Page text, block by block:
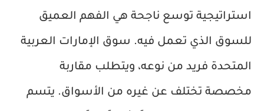
استراتيجية توسع ناجحة هي الفهم العميق
للسوق الذي تعمل فيه. سوق الإمارات العربية
المتحدة فريد من نوعه، ويتطلب مقاربة
مخصصة تختلف عن غيره من الأسواق. يتسم